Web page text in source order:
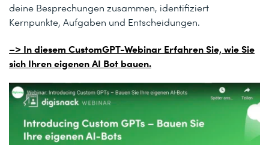
deine Besprechungen zusammen, identifiziert
Kernpunkte, Aufgaben und Entscheidungen.
–> In diesem CustomGPT-Webinar Erfahren Sie, wie Sie
sich Ihren eigenen AI Bot bauen.